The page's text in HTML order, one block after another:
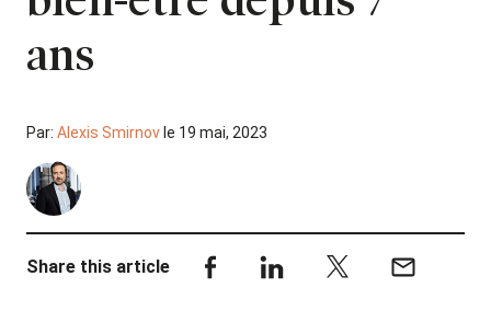
ans
Par: Alexis Smirnov le 19 mai, 2023
Share this article